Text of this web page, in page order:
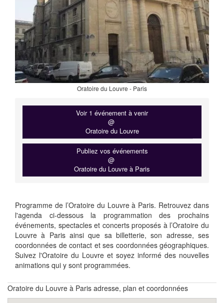
Oratoire du Louvre - Paris
Voir 1 événement à venir
@
Oratoire du Louvre
Publiez vos événements
@
Oratoire du Louvre à Paris
Programme de l’Oratoire du Louvre à Paris. Retrouvez dans
l'agenda ci-dessous la programmation des prochains
événements, spectacles et concerts proposés à l’Oratoire du
Louvre à Paris ainsi que sa billetterie, son adresse, ses
coordonnées de contact et ses coordonnées géographiques.
Suivez l'Oratoire du Louvre et soyez informé des nouvelles
animations qui y sont programmées.
Oratoire du Louvre à Paris adresse, plan et coordonnées